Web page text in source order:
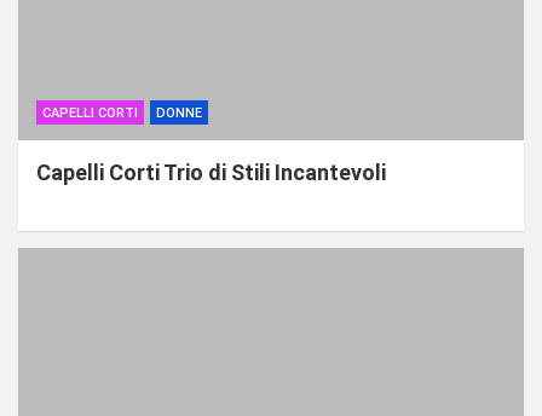
CAPELLI CORTI DONNE
Capelli Corti Trio di Stili Incantevoli